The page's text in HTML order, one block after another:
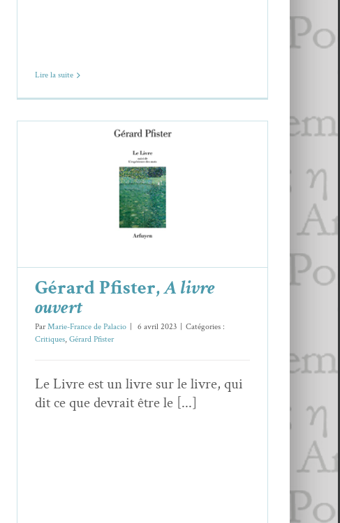
Lire la suite
Gérard Pfister,A livre ouvert
Critiques Gérard Pfister
Gérard Pfister,A livre
ouvert
ParMarie-France de Palacio | 6 avril 2023 | Catégories :
Critiques, Gérard Pfister
Le Livre est un livre sur le livre, qui
dit ce que devrait être le [...]